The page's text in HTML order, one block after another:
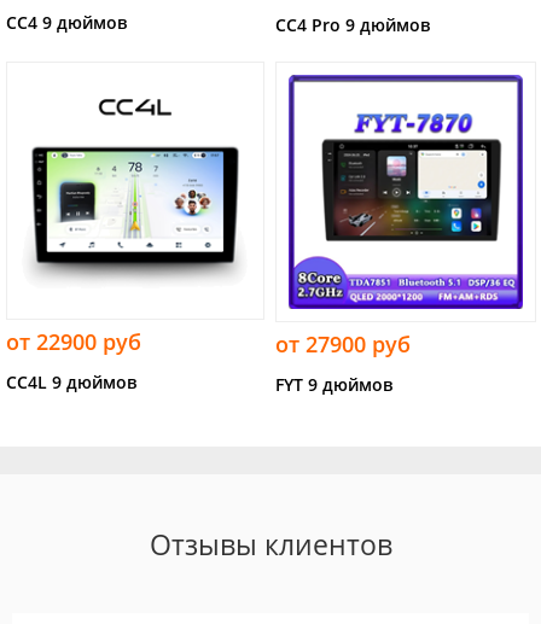
CC4 9 дюймов CC4 Pro 9 дюймов
от 22900 руб
CC4L 9 дюймов
от 27900 руб
FYT 9 дюймов
Отзывы клиентов